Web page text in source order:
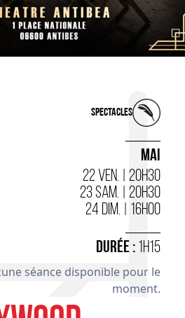
Spectacles
MAI
22 VEN. | 20H30
23 SAM. | 20H30
24 DIM. | 16H00
DURÉE : 1H15
séance disponible pour le
moment.